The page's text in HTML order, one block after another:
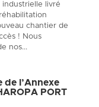
livré
chantier de
! Nous
nos...
de l’Annexe
PORT